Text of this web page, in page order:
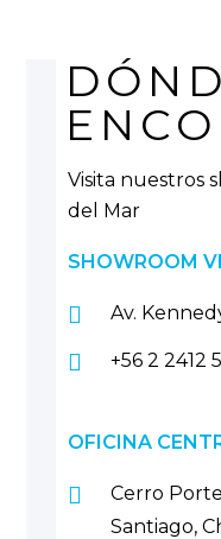
Visita nuestros
del Mar
SHOWROOM
Av.
+56 2 2412
OFICINA
Cerro
Santiago,